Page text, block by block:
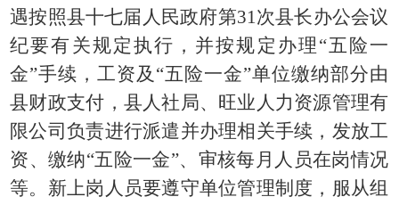
遇按照县十七届人民政府第31次县长办公会议
纪要有关规定执行，并按规定办理“五险一
金”手续，工资及“五险一金”单位缴纳部分由
县财政支付，县人社局、旺业人力资源管理有
限公司负责进行派遣并办理相关手续，发放工
资、缴纳“五险一金”、审核每月人员在岗情况
等。新上岗人员要遵守单位管理制度，服从组